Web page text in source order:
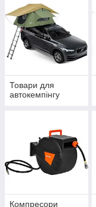
Товари для
автокемпінгу
Компресори